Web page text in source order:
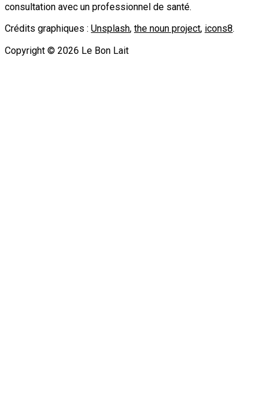
consultation avec un professionnel de santé.
Crédits graphiques : Unsplash, the noun project, icons8.
Copyright © 2026 Le Bon Lait